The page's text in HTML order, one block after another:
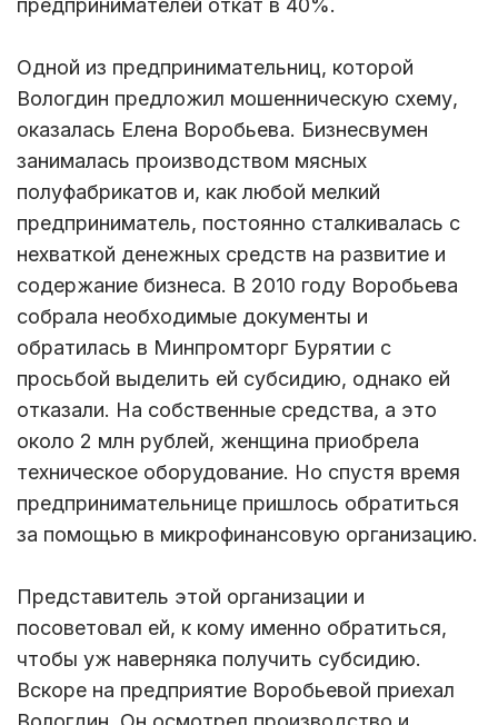
Одной из предпринимательниц, которой
Вологдин предложил мошенническую схему,
оказалась Елена Воробьева. Бизнесвумен
занималась производством мясных
полуфабрикатов и, как любой мелкий
предприниматель, постоянно сталкивалась с
нехваткой денежных средств на развитие и
содержание бизнеса. В 2010 году Воробьева
собрала необходимые документы и
обратилась в Минпромторг Бурятии с
просьбой выделить ей субсидию, однако ей
отказали. На собственные средства, а это
около 2 млн рублей, женщина приобрела
техническое оборудование. Но спустя время
предпринимательнице пришлось обратиться
за помощью в микрофинансовую организацию.
Представитель этой организации и
посоветовал ей, к кому именно обратиться,
чтобы уж наверняка получить субсидию.
Вскоре на предприятие Воробьевой приехал